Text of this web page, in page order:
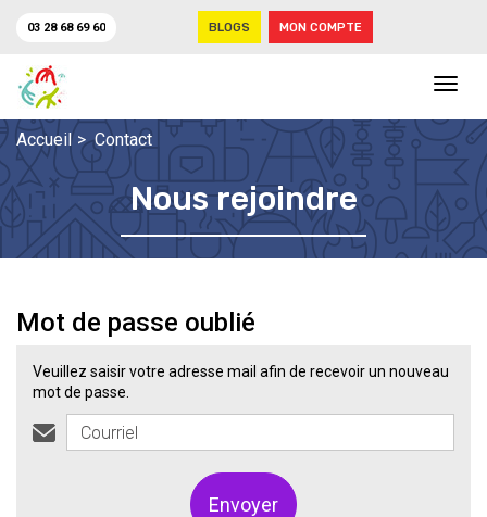
03 28 68 69 60 BLOGS MON COMPTE
Accueil Contact
Nous rejoindre
Mot de passe oublié
Veuillez saisir votre adresse mail afin de recevoir un nouveau
mot de passe.
Envoyer